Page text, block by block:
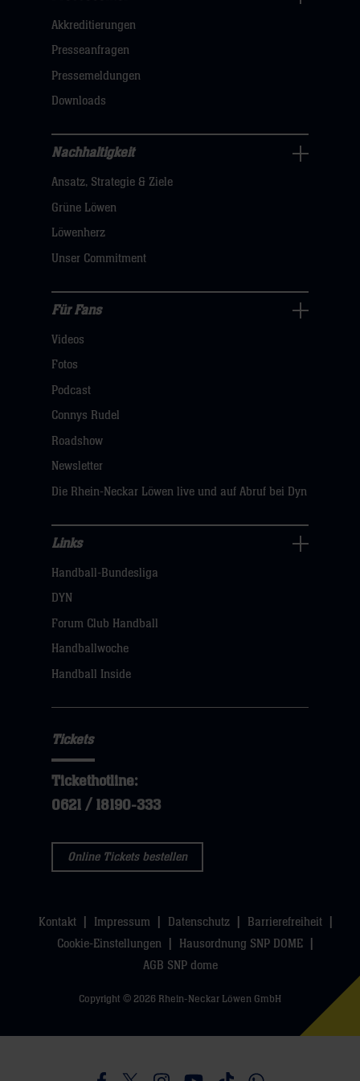
Navigation
öffnen,
dann
klicken
hier
Akkreditierungen
Presseanfragen
Pressemeldungen
Downloads
Nachhaltigkeit
Navigation
öffnen,
dann
hier
Nachhaltigkeit
Ansatz, Strategie & Ziele
Grüne Löwen
Löwenherz
Unser Commitment
Fans
Navigation
öffnen,
dann
hier
Für Fans
Videos
Fotos
Podcast
Connys Rudel
Roadshow
Newsletter
Die Rhein-Neckar Löwen live und auf Abruf bei Dyn
Navigation
öffnen,
dann
klicken
Links
Handball-Bundesliga
DYN
Forum Club Handball
Handballwoche
Handball Inside
Tickets
Tickethotline:
0621 / 18190-333
Online Tickets bestellen
Kontakt Impressum Datenschutz
Barrierefreiheit
Cookie-Einstellungen
Hausordnung SNP DOME
AGB SNP dome
Copyright © 2026 Rhein-Neckar Löwen GmbH